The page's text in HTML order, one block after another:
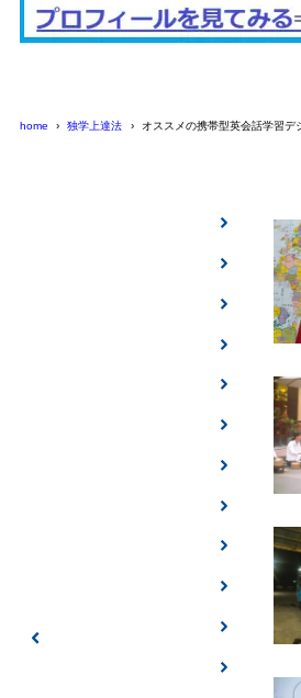
home 独学上達法 オススメの携帯型英会話学習デ